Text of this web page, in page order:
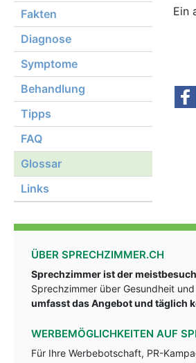
Fakten
Diagnose
Symptome
Behandlung
Tipps
FAQ
Glossar
Links
Ein
ÜBER SPRECHZIMMER.CH
Sprechzimmer ist der
Sprechzimmer über Gesundheit
umfasst das Angebot und täglich
WERBEMÖGLICHKEITEN AUF
Für Ihre Werbebotschaft, PR-